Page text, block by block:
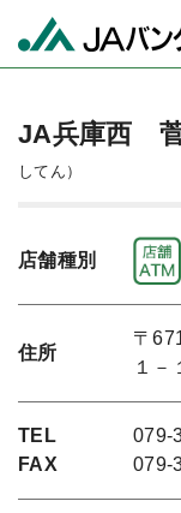
JA兵庫西
してん）
店舗種別
住所
〒
１－
TEL
FAX
079-
079-